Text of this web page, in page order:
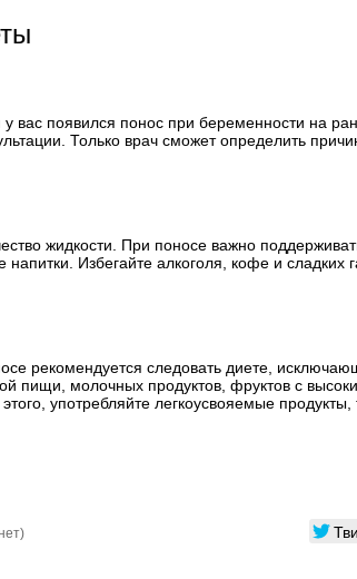
у вас появился понос при беременности на
Только врач сможет определить
жидкости. При поносе важно
Избегайте алкоголя, кофе и сладких
рекомендуется следовать диете,
пищи, молочных продуктов, фруктов с
употребляйте легкоусвояемые